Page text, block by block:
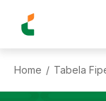
Home / Tabela